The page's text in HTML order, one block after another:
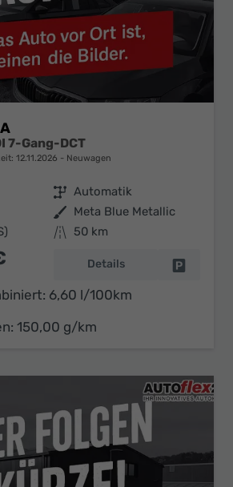
7-Gang-DCT
12.11.2026 Neuwagen
Getriebe Automatik
Außenfarbe Meta Blue Metallic
Kilometerstand 50 km
Details
6,60 l/100km
150,00 g/km